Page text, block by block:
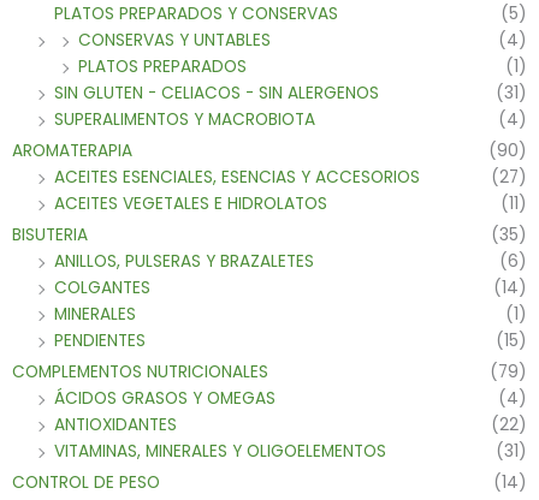
PLATOS PREPARADOS Y CONSERVAS
(5)
CONSERVAS Y UNTABLES
(4)
PLATOS PREPARADOS
(1)
SIN GLUTEN - CELIACOS - SIN ALERGENOS
(31)
SUPERALIMENTOS Y MACROBIOTA
(4)
AROMATERAPIA
(90)
ACEITES ESENCIALES, ESENCIAS Y ACCESORIOS
(27)
ACEITES VEGETALES E HIDROLATOS
(11)
BISUTERIA
(35)
ANILLOS, PULSERAS Y BRAZALETES
(6)
COLGANTES
(14)
MINERALES
(1)
PENDIENTES
(15)
COMPLEMENTOS NUTRICIONALES
(79)
ÁCIDOS GRASOS Y OMEGAS
(4)
ANTIOXIDANTES
(22)
VITAMINAS, MINERALES Y OLIGOELEMENTOS
(31)
CONTROL DE PESO
(14)